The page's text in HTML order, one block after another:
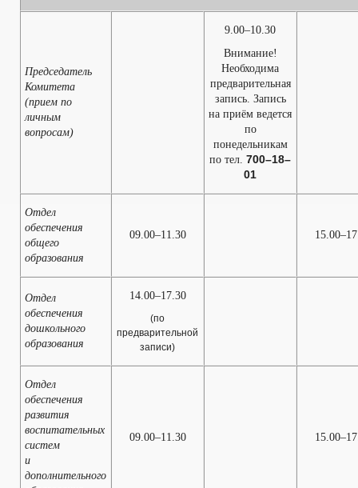
Председатель
Комитета
(прием по
личным
вопросам)
9.00–10.30
Внимание!
Необходима
предварительная
запись. Запись
на приём ведется
по
понедельникам
по тел. 700–18–
01
Отдел
обеспечения
общего
образования
09.00–11.30
Отдел
обеспечения
дошкольного
образования
14.00–17.30
(по
предварительной
записи)
Отдел
обеспечения
развития
воспитательных
систем
и
дополнительного
09.00–11.30